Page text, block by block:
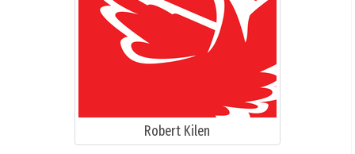
Robert Kilen